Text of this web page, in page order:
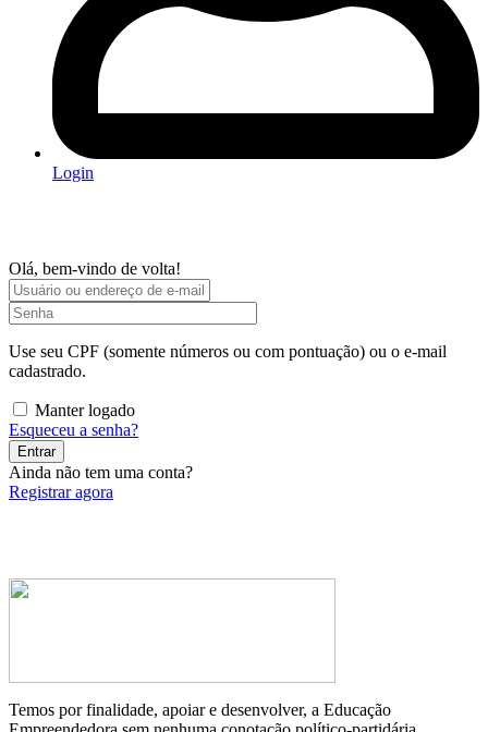
Login
Olá, bem-vindo de volta!
Use seu CPF (somente números ou com pontuação) ou o e-mail
cadastrado.
Manter logado
Esqueceu a senha?
Entrar
Ainda não tem uma conta?
Registrar agora
Temos por finalidade, apoiar e desenvolver, a Educação